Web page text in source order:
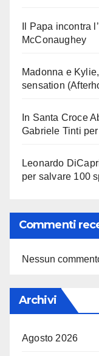
Il Papa incontra
McConaughey
Madonna e
sensation
In Santa Croce
Gabriele Tinti
Leonardo
per salvare 100
Commenti
Nessun
Archivi
Agosto 2026